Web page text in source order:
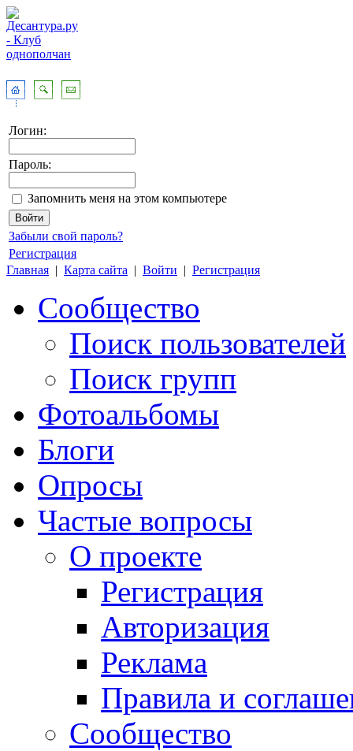
Логин:
Пароль:
Запомнить меня на этом компьютере
Забыли свой пароль?
Регистрация
Главная | Карта сайта | Войти | Регистрация
Сообщество
Поиск пользователей
Поиск групп
Фотоальбомы
Блоги
Опросы
Частые вопросы
О проекте
Регистрация
Авторизация
Реклама
Правила и
Сообщество